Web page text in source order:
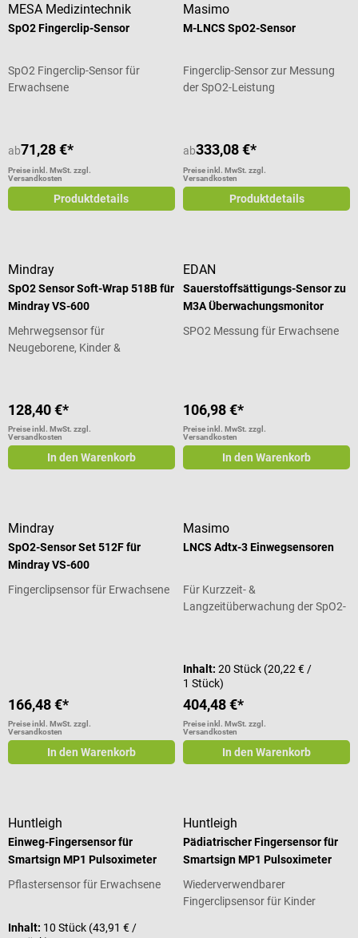
MESA Medizintechnik
SpO2 Fingerclip-Sensor
SpO2 Fingerclip-Sensor für
Erwachsene
ab71,28 €*
Preise inkl. MwSt. zzgl.
Versandkosten
Produktdetails
Masimo
M-LNCS SpO2-Sensor
Fingerclip-Sensor zur Messung
der SpO2-Leistung
ab333,08 €*
Preise inkl. MwSt. zzgl.
Versandkosten
Produktdetails
Mindray
SpO2 Sensor Soft-Wrap 518B für
Mindray VS-600
Mehrwegsensor für
Neugeborene, Kinder &
128,40 €*
Preise inkl. MwSt. zzgl.
Versandkosten
In den Warenkorb
EDAN
Sauerstoffsättigungs-Sensor zu
M3A Überwachungsmonitor
SPO2 Messung für Erwachsene
106,98 €*
Preise inkl. MwSt. zzgl.
Versandkosten
In den Warenkorb
Mindray
SpO2-Sensor Set 512F für
Mindray VS-600
Fingerclipsensor für Erwachsene
166,48 €*
Preise inkl. MwSt. zzgl.
Versandkosten
In den Warenkorb
Masimo
LNCS Adtx-3 Einwegsensoren
Für Kurzzeit- &
Langzeitüberwachung der SpO2-
Inhalt:20 Stück (20,22 € /
1 Stück)
404,48 €*
Preise inkl. MwSt. zzgl.
Versandkosten
In den Warenkorb
Huntleigh
Einweg-Fingersensor für
Smartsign MP1 Pulsoximeter
Pflastersensor für Erwachsene
Inhalt: 10 Stück (43,91 € /
Huntleigh
Pädiatrischer Fingersensor für
Smartsign MP1 Pulsoximeter
Wiederverwendbarer
Fingerclipsensor für Kinder